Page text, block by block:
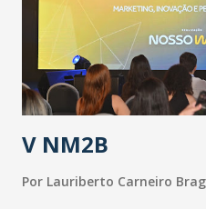
contaminação maior que
secretário. Segundo ele, é
contaminação alta, podendo
população e ao sistema de
estratificação do risco da
V NM2B
Por Lauriberto Carneiro